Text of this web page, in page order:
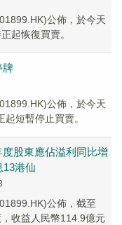
公佈，於今天
起恢復買賣。
牌
公佈，於今天
起短暫停止買賣。
股東應佔溢利同比增
13港仙
公佈，截至
收益人民幣114.9億元